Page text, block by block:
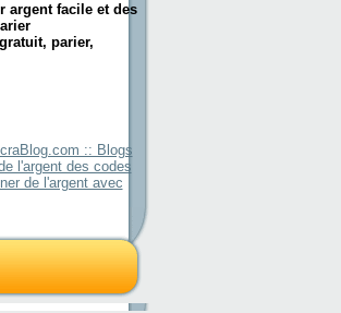
argent facile et des
parier,
:: Blogs
l'argent des codes
de l'argent avec